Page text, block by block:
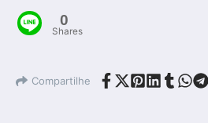
0
Shares
Compartilhe